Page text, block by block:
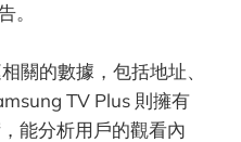
。
關的數據，包括地址、
TV Plus 則擁有
能分析用戶的觀看內